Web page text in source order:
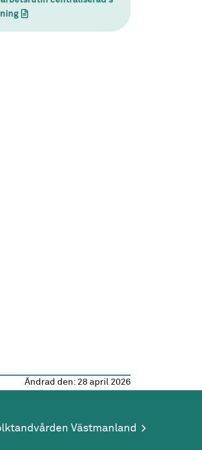
(dokument)
Ändrad den: 28 april 2026
Västmanland